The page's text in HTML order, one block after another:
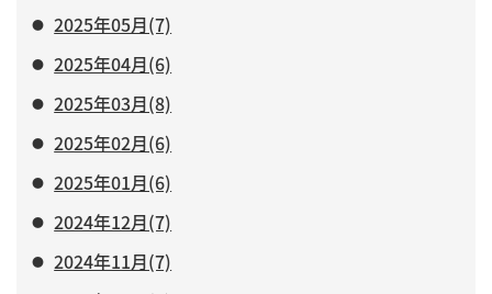
2025年05月(7)
2025年04月(6)
2025年03月(8)
2025年02月(6)
2025年01月(6)
2024年12月(7)
2024年11月(7)